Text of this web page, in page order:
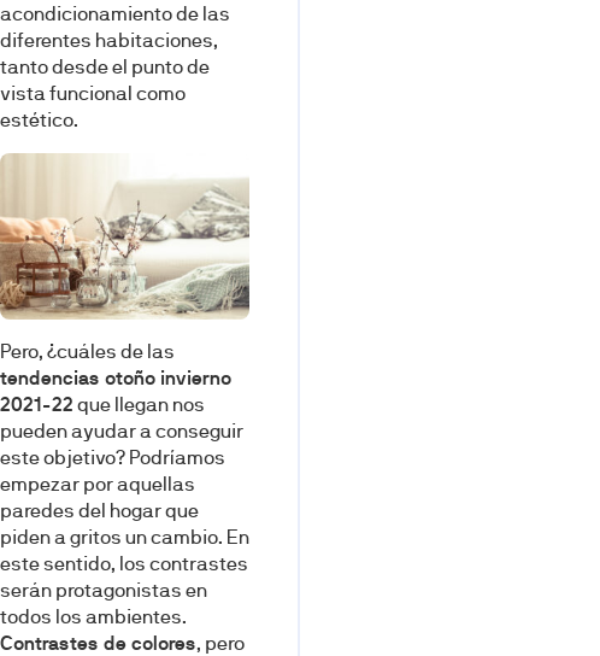
acondicionamiento de las
diferentes habitaciones,
tanto desde el punto de
vista funcional como
estético.
Pero, ¿cuáles de las
tendencias otoño invierno
2021-22 que llegan nos
pueden ayudar a conseguir
este objetivo? Podríamos
empezar por aquellas
paredes del hogar que
piden a gritos un cambio. En
este sentido, los contrastes
serán protagonistas en
todos los ambientes.
Contrastes de colores, pero